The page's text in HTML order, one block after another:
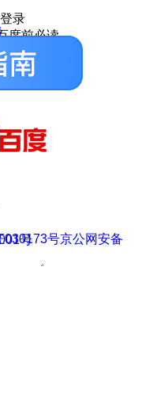
登录
度前必读
030173号
号